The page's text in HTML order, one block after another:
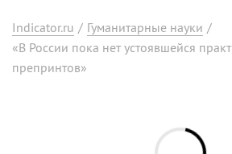
Indicator.ru / Гуманитарные науки /
«В России пока нет устоявшейся
препринтов»